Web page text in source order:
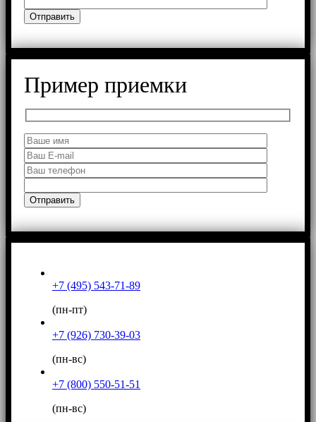
Пример приемки
+7 (495) 543-71-89
(пн-пт)
+7 (926) 730-39-03
(пн-вс)
+7 (800) 550-51-51
(пн-вс)